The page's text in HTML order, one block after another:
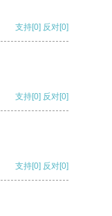
支持[0] 反对[0]
支持[0] 反对[0]
支持[0] 反对[0]